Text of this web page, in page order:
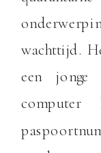
wachttijd.
een
computer